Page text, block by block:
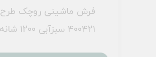
فرش ماشینی روچک طرح
400421 سبزآبی 1200 شانه